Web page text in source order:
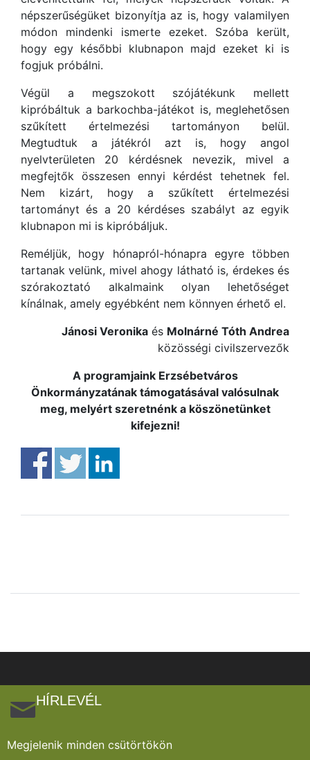
népszerűségüket bizonyítja az is, hogy valamilyen
módon mindenki ismerte ezeket. Szóba került,
hogy egy későbbi klubnapon majd ezeket ki is
fogjuk próbálni.
Végül a megszokott szójátékunk mellett
kipróbáltuk a barkochba-játékot is, meglehetősen
szűkített értelmezési tartományon belül.
Megtudtuk a játékról azt is, hogy angol
nyelvterületen 20 kérdésnek nevezik, mivel a
megfejtők összesen ennyi kérdést tehetnek fel.
Nem kizárt, hogy a szűkített értelmezési
tartományt és a 20 kérdéses szabályt az egyik
klubnapon mi is kipróbáljuk.
Reméljük, hogy hónapról-hónapra egyre többen
tartanak velünk, mivel ahogy látható is, érdekes és
szórakoztató alkalmaink olyan lehetőséget
kínálnak, amely egyébként nem könnyen érhető el.
Jánosi Veronika és Molnárné Tóth Andrea
közösségi civilszervezők
A programjaink Erzsébetváros
Önkormányzatának támogatásával valósulnak
meg, melyért szeretnénk a köszönetünket
kifejezni!
HÍRLEVÉL
Megjelenik minden csütörtökön